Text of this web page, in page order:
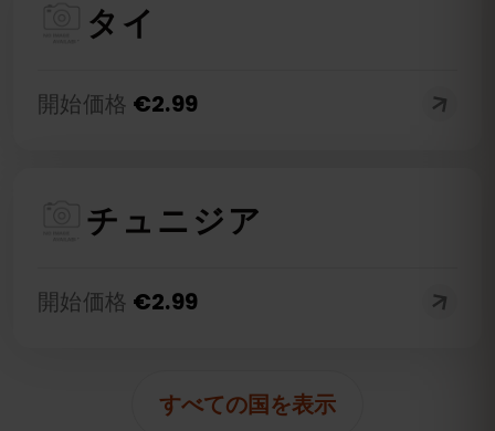
タイ
開始価格 €2.99
チュニジア
開始価格 €2.99
すべての国を表示